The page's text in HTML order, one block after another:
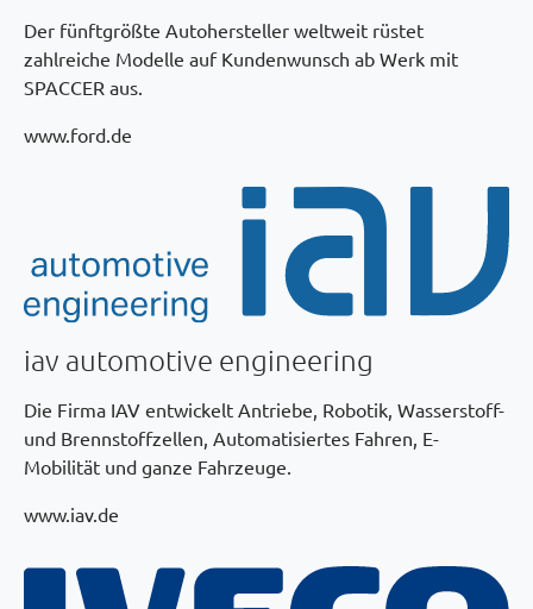
Der fünftgrößte Autohersteller weltweit rüstet
zahlreiche Modelle auf Kundenwunsch ab Werk mit
SPACCER aus.
www.ford.de
iav automotive engineering
Die Firma IAV entwickelt Antriebe, Robotik, Wasserstoff-
und Brennstoffzellen, Automatisiertes Fahren, E-
Mobilität und ganze Fahrzeuge.
www.iav.de